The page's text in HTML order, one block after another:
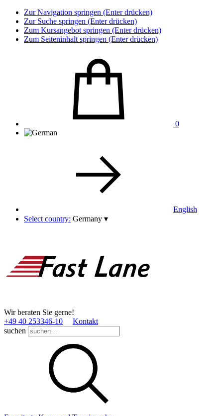
Zur Navigation springen (Enter drücken)
Zur Suche springen (Enter drücken)
Zum Kursangebot springen (Enter drücken)
Zum Seiteninhalt springen (Enter drücken)
0
English
Select country: Germany ▾
Wir beraten Sie gerne!
+49 40 253346­-10
Kontakt
suchen